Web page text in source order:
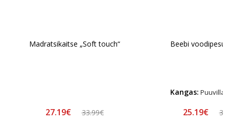
Madratsikaitse „Soft touch“
27.19€ 33.99€
Beebi voodipesu
Kangas:
25.19€